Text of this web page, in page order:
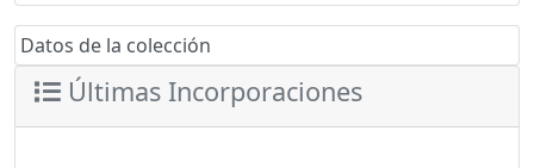
Datos de la colección
Últimas Incorporaciones